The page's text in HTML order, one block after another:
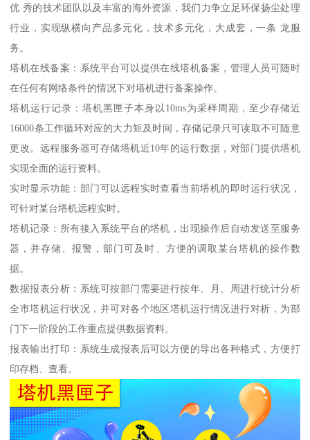
优 秀的技术团队以及丰富的海外资源，我们力争立足环保扬尘处理
行业，实现纵横向产品多元化，技术多元化，大成套，一条 龙服
务。
塔机在线备案：系统平台可以提供在线塔机备案，管理人员可随时
在任何有网络条件的情况下对塔机进行备案操作。
塔机运行记录：塔机黑匣子本身以10ms为采样周期，至少存储近
16000条工作循环对应的大力矩及时间，存储记录只可读取不可随意
更改。远程服务器可存储塔机近10年的运行数据，对部门提供塔机
实现全面的运行资料。
实时显示功能：部门可以远程实时查看当前塔机的即时运行状况，
可针对某台塔机远程实时。
塔机记录：所有接入系统平台的塔机，出现操作后自动发送至服务
器，并存储、报警，部门可及时、方便的调取某台塔机的操作数
据。
数据报表分析：系统可按部门需要进行按年、月、周进行统计分析
全市塔机运行状况，并可对各个地区塔机运行情况进行对析，为部
门下一阶段的工作重点提供数据资料。
报表输出打印：系统生成报表后可以方便的导出各种格式，方便打
印存档、查看。